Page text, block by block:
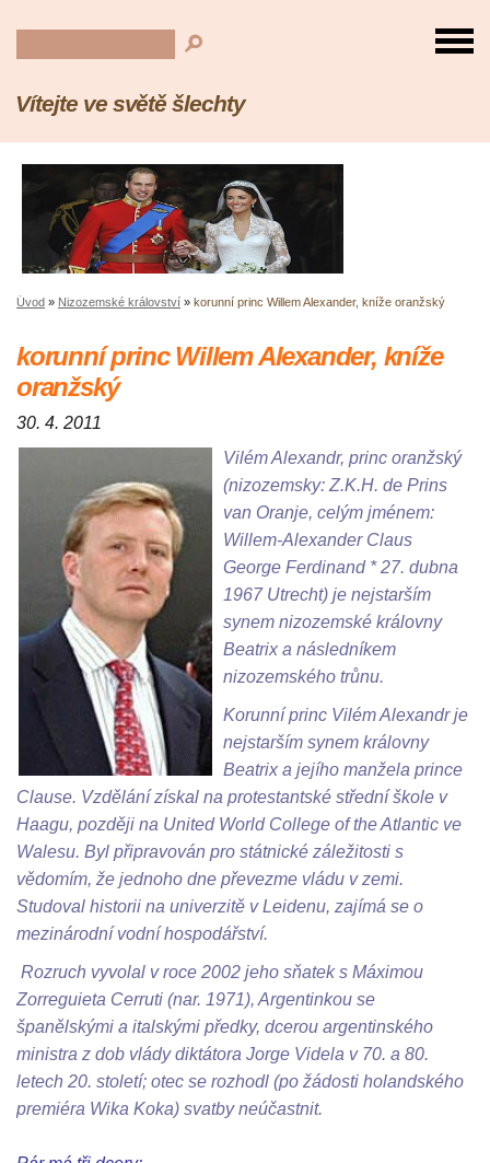
Vítejte ve světě šlechty
Úvod » Nizozemské království » korunní princ Willem Alexander, kníže oranžský
korunní princ Willem Alexander, kníže
oranžský
30. 4. 2011
Vilém Alexandr, princ oranžský
(nizozemsky: Z.K.H. de Prins
van Oranje, celým jménem:
Willem-Alexander Claus
George Ferdinand * 27. dubna
1967 Utrecht) je nejstarším
synem nizozemské královny
Beatrix a následníkem
nizozemského trůnu.
Korunní princ Vilém Alexandr je
nejstarším synem královny
Beatrix a jejího manžela prince
Clause. Vzdělání získal na protestantské střední škole v
Haagu, později na United World College of the Atlantic ve
Walesu. Byl připravován pro státnické záležitosti s
vědomím, že jednoho dne převezme vládu v zemi.
Studoval historii na univerzitě v Leidenu, zajímá se o
mezinárodní vodní hospodářství.
Rozruch vyvolal v roce 2002 jeho sňatek s Máximou
Zorreguieta Cerruti (nar. 1971), Argentinkou se
španělskými a italskými předky, dcerou argentinského
ministra z dob vlády diktátora Jorge Videla v 70. a 80.
letech 20. století; otec se rozhodl (po žádosti holandského
premiéra Wika Koka) svatby neúčastnit.